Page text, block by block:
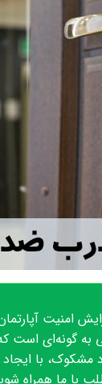
امنیت
به گونه‌ای
مشکوک، با
با ما